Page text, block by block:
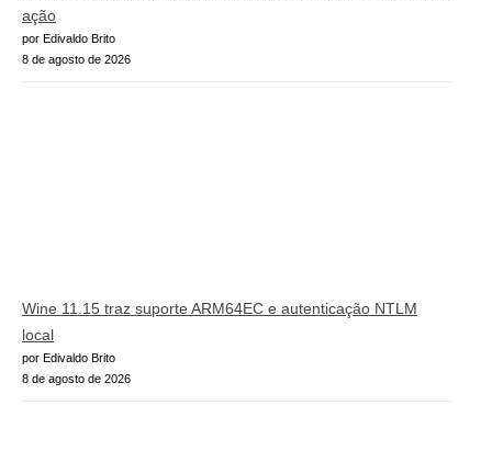
ação
por Edivaldo Brito
8 de agosto de 2026
Wine 11.15 traz suporte ARM64EC e autenticação NTLM
local
por Edivaldo Brito
8 de agosto de 2026